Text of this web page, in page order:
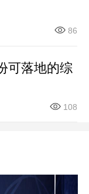
86
可落地的综
108